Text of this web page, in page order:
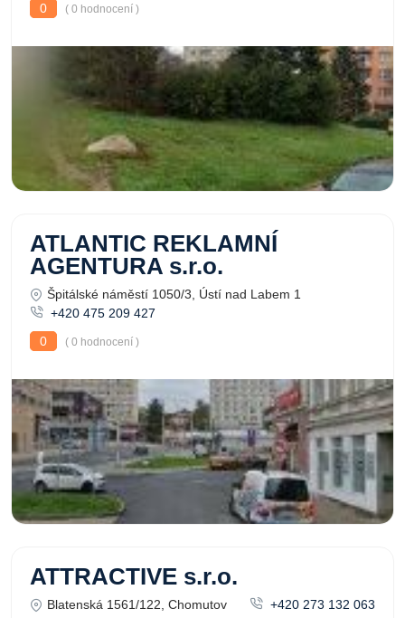
0
( 0 hodnocení )
ATLANTIC REKLAMNÍ
AGENTURA s.r.o.
Špitálské náměstí 1050/3, Ústí nad Labem 1
+420 475 209 427
0
( 0 hodnocení )
ATTRACTIVE s.r.o.
Blatenská 1561/122, Chomutov
+420 273 132 063